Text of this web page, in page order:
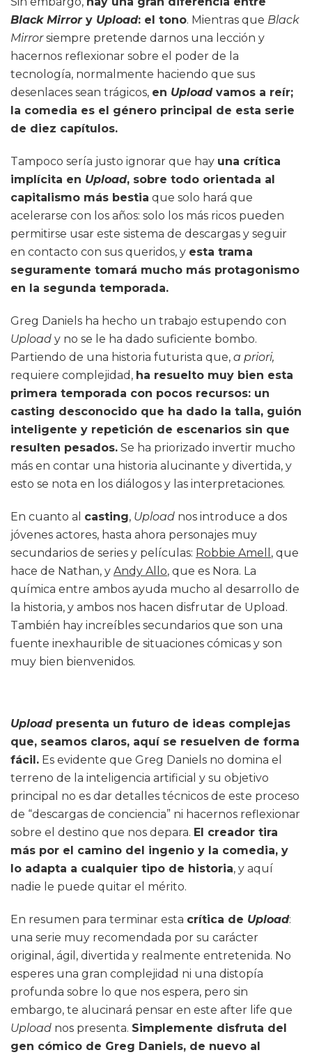
Black Mirror y Upload: el tono. Mientras que Black
Mirrorsiempre pretende darnos una lección y
hacernos reflexionar sobre el poder de la
tecnología, normalmente haciendo que sus
desenlaces sean trágicos, en Uploadvamos a reír;
la comedia es el género principal de esta serie
de diez capítulos.
Tampoco sería justo ignorar que hay una crítica
implícita en Upload, sobre todo orientada al
capitalismo más bestia que solo hará que
acelerarse con los años: solo los más ricos pueden
permitirse usar este sistema de descargas y seguir
en contacto con sus queridos, y esta trama
seguramente tomará mucho más protagonismo
en la segunda temporada.
Greg Daniels ha hecho un trabajo estupendo con
Upload y no se le ha dado suficiente bombo.
Partiendo de una historia futurista que, a priori,
requiere complejidad, ha resuelto muy bien esta
primera temporada con pocos recursos: un
casting desconocido que ha dado la talla, guión
inteligente y repetición de escenarios sin que
resulten pesados. Se ha priorizado invertir mucho
más en contar una historia alucinante y divertida, y
esto se nota en los diálogos y las interpretaciones.
En cuanto al casting, Upload nos introduce a dos
jóvenes actores, hasta ahora personajes muy
secundarios de series y películas: Robbie Amell , que
hace de Nathan, y Andy Allo, que es Nora. La
química entre ambos ayuda mucho al desarrollo de
la historia, y ambos nos hacen disfrutar de Upload.
También hay increíbles secundarios que son una
fuente inexhaurible de situaciones cómicas y son
muy bien bienvenidos.
Uploadpresenta un futuro de ideas complejas
que, seamos claros, aquí se resuelven de forma
fácil. Es evidente que Greg Daniels no domina el
terreno de la inteligencia artificial y su objetivo
principal no es dar detalles técnicos de este proceso
de “descargas de conciencia” ni hacernos reflexionar
sobre el destino que nos depara. El creador tira
más por el camino del ingenio y la comedia, y
lo adapta a cualquier tipo de historia, y aquí
nadie le puede quitar el mérito.
En resumen para terminar esta crítica de Upload:
una serie muy recomendada por su carácter
original, ágil, divertida y realmente entretenida. No
esperes una gran complejidad ni una distopía
profunda sobre lo que nos espera, pero sin
embargo, te alucinará pensar en este after life que
Upload nos presenta. Simplemente disfruta del
gen cómico de Greg Daniels, de nuevo al